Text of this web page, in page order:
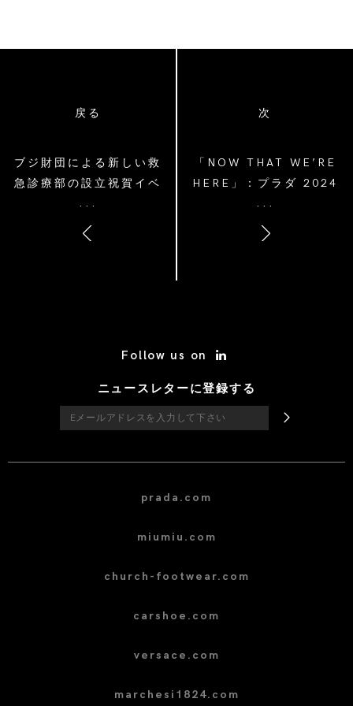
戻る
ブジ財団による新しい救
急診療部の設立祝賀イベ
ント
...
次
「NOW THAT WE’RE
HERE」：プラダ 2024
年秋冬レディス＆メンズ
広告キャンペーン
...
Follow us on
ニュースレターに登録する
prada.com
miumiu.com
church-footwear.com
carshoe.com
versace.com
marchesi1824.com